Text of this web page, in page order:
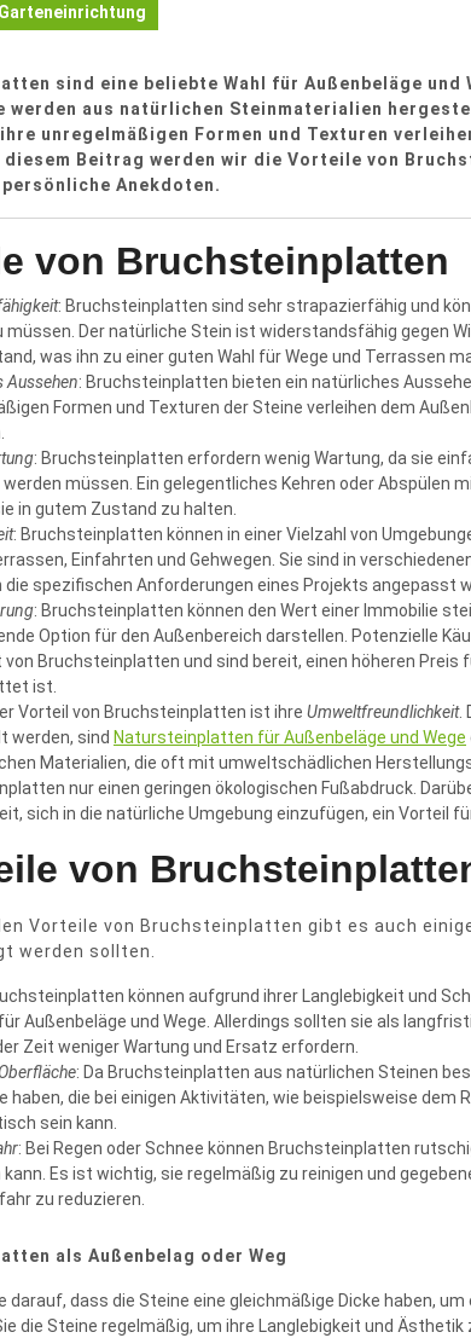
Garteneinrichtung
sind eine beliebte Wahl für Außenbeläge und
werden aus natürlichen Steinmaterialien
unregelmäßigen Formen und Texturen
diesem Beitrag werden wir die Vorteile von
persönliche Anekdoten.
von Bruchsteinplatten
: Bruchsteinplatten sind sehr strapazierfähig und
müssen. Der natürliche Stein ist widerstandsfähig gegen
was ihn zu einer guten Wahl für Wege und Terrassen
Aussehen: Bruchsteinplatten bieten ein natürliches
Formen und Texturen der Steine verleihen dem
: Bruchsteinplatten erfordern wenig Wartung, da sie
müssen. Ein gelegentliches Kehren oder Abspülen
in gutem Zustand zu halten.
: Bruchsteinplatten können in einer Vielzahl von
Einfahrten und Gehwegen. Sie sind in
die spezifischen Anforderungen eines Projekts angepasst
: Bruchsteinplatten können den Wert einer Immobilie
Option für den Außenbereich darstellen. Potenzielle
von Bruchsteinplatten und sind bereit, einen höheren Preis
ist.
Vorteil von Bruchsteinplatten ist ihre Umweltfreundlichkeit.
werden, sind Natursteinplatten für Außenbeläge und Wege
Materialien, die oft mit umweltschädlichen
nur einen geringen ökologischen Fußabdruck.
sich in die natürliche Umgebung einzufügen, ein Vorteil
von
Vorteile von Bruchsteinplatten gibt es auch
werden sollten.
können aufgrund ihrer Langlebigkeit und
Außenbeläge und Wege. Allerdings sollten sie als
Zeit weniger Wartung und Ersatz erfordern.
: Da Bruchsteinplatten aus natürlichen Steinen
haben, die bei einigen Aktivitäten, wie beispielsweise dem
sein kann.
: Bei Regen oder Schnee können Bruchsteinplatten
Es ist wichtig, sie regelmäßig zu reinigen und
zu reduzieren.
als Außenbelag oder Weg
darauf, dass die Steine eine gleichmäßige Dicke haben,
die Steine regelmäßig, um ihre Langlebigkeit und Ästhetik